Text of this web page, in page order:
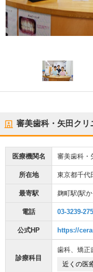
審美歯科・矢田クリ
医療機関名 審美歯科・
所在地 東京都千代
最寄駅 麹町駅(駅
電話 03-3239-
公式HP https://
診療科目
歯科、 矯正
近くの医